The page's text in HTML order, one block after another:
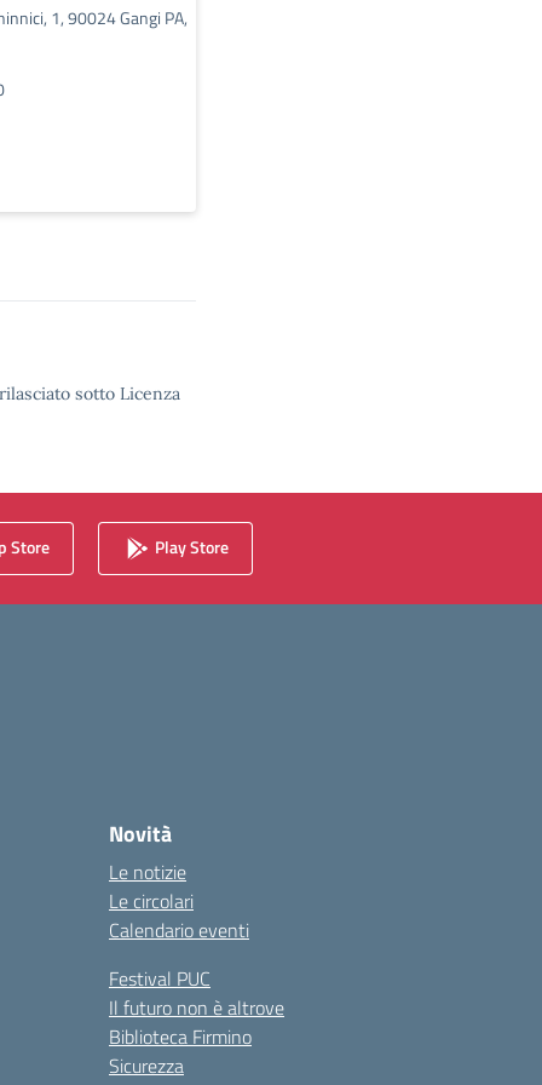
1, 90024 Gangi PA,
sotto Licenza
Store Play Store
Novità
Le notizie
Le circolari
Calendario eventi
Festival PUC
Il futuro non è altrove
Biblioteca Firmino
Sicurezza